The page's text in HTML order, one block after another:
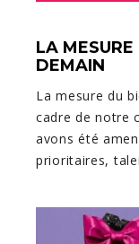
LA
DEMAIN
La mesure du
cadre de notre
avons été
prioritaires,